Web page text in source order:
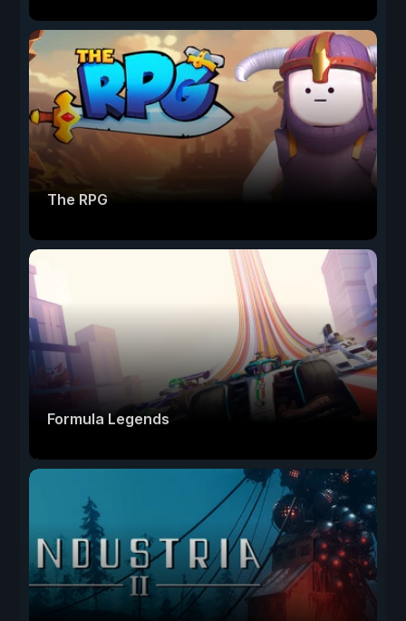
The RPG
Formula Legends